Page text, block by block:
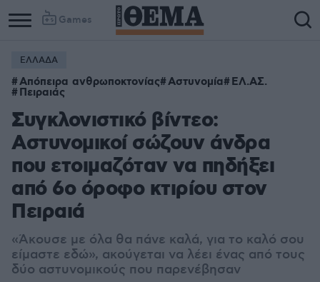
Games
ΕΛΛΑΔΑ
Απόπειρα ανθρωποκτονίας Αστυνομία ΕΛ.ΑΣ.
Πειραιάς
Συγκλονιστικό βίντεο:
Αστυνομικοί σώζουν άνδρα
που ετοιμαζόταν να πηδήξει
από 6ο όροφο κτιρίου στον
Πειραιά
«Άκουσε με όλα θα πάνε καλά, για το καλό σου
είμαστε εδώ», ακούγεται να λέει ένας από τους
δύο αστυνομικούς που παρενέβησαν